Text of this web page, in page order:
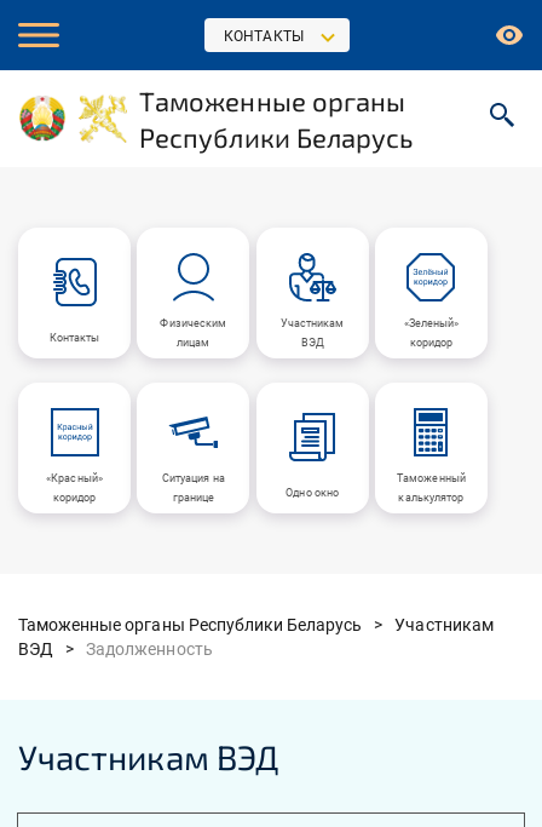
КОНТАКТЫ
Таможенные органы
Республики Беларусь
Контакты
Физическим
лицам
Участникам
ВЭД
«Зеленый»
коридор
«Красный»
коридор
Ситуация на
границе
Одно окно
Таможенный
калькулятор
Таможенные органы Республики Беларусь >
Участникам
ВЭД >
Задолженность
Участникам ВЭД